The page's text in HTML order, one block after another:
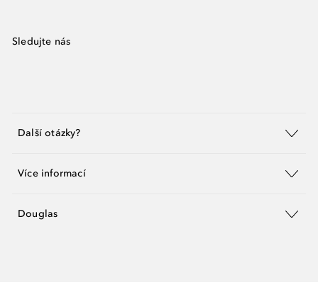
Sledujte nás
Další otázky?
Více informací
Douglas